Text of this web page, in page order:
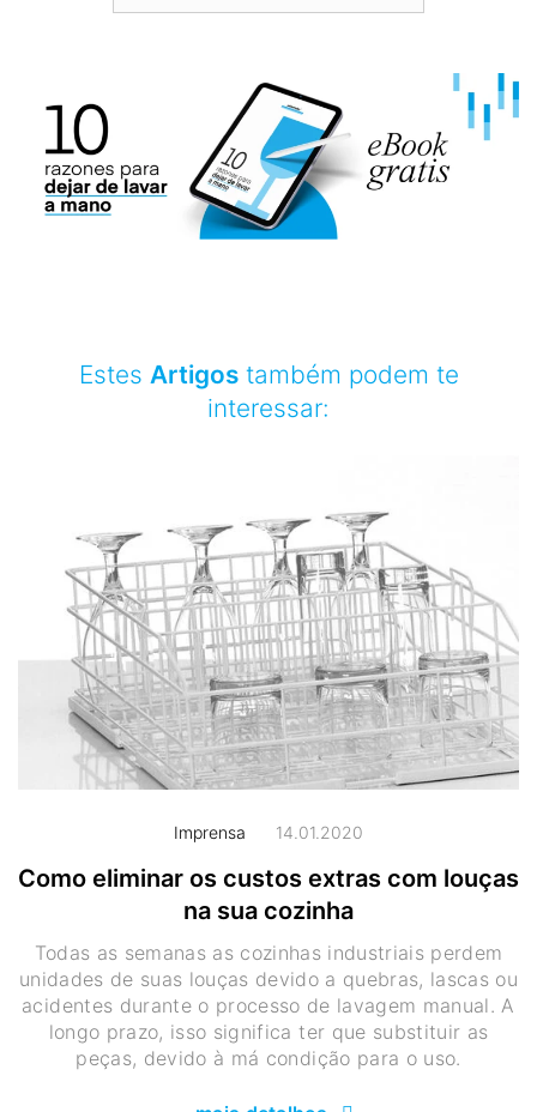
Estes Artigostambém podem te
interessar:
Imprensa 14.01.2020
Como eliminar os custos extras com louças
na sua cozinha
Todas as semanas as cozinhas industriais perdem
unidades de suas louças devido a quebras, lascas ou
acidentes durante o processo de lavagem manual. A
longo prazo, isso significa ter que substituir as
peças, devido à má condição para o uso.